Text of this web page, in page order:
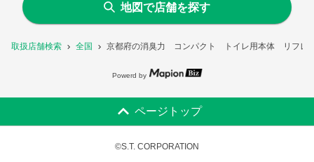
取扱店舗検索 全国 京都府の消臭力 コンパクト トイレ用本体 リフレ
地図で店舗を探す
Powerd by
ページトップ
©S.T. CORPORATION